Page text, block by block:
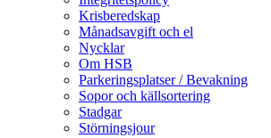
Krisberedskap
Månadsavgift och el
Nycklar
Om HSB
Parkeringsplatser / Bevakning
Sopor och källsortering
Stadgar
Störningsjour